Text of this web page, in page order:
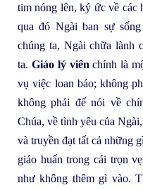
tim nóng lên, ký ức về các
qua đó Ngài ban sự
chúng ta, Ngài chữa lành
ta. Giáo lý viênchính là
vụ việc loan báo; không
không phải để nói về
Chúa, về tình yêu của
và truyền đạt tất cả những
giáo huấn trong cái trọn
như không thêm gì vào.